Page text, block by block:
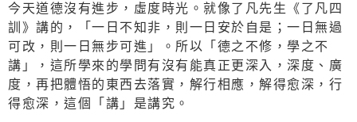
今天道德沒有進步，虛度時光。就像了凡先生《了凡四
訓》講的，「一日不知非，則一日安於自是；一日無過
可改，則一日無步可進」。所以「德之不修，學之不
講」，這所學來的學問有沒有能真正更深入，深度、廣
度，再把體悟的東西去落實，解行相應，解得愈深，行
得愈深，這個「講」是講究。